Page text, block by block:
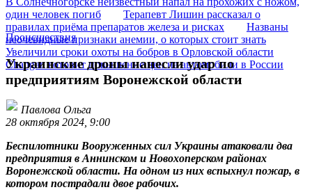
один человек погиб
Терапевт Лишин рассказал о
правилах приёма препаратов железа и рисках
Названы
неочевидные признаки анемии, о которых стоит знать
Увеличили сроки охоты на бобров в Орловской области
Changan готовит повышение цен на автомобили в России
Происшествия
Украинские дроны нанесли удар по
предприятиям Воронежской области
Павлова Ольга
28 октября 2024, 9:00
Беспилотники Вооруженных сил Украины атаковали два
предприятия в Аннинском и Новохоперском районах
Воронежской области. На одном из них вспыхнул пожар, в
котором пострадали двое рабочих.